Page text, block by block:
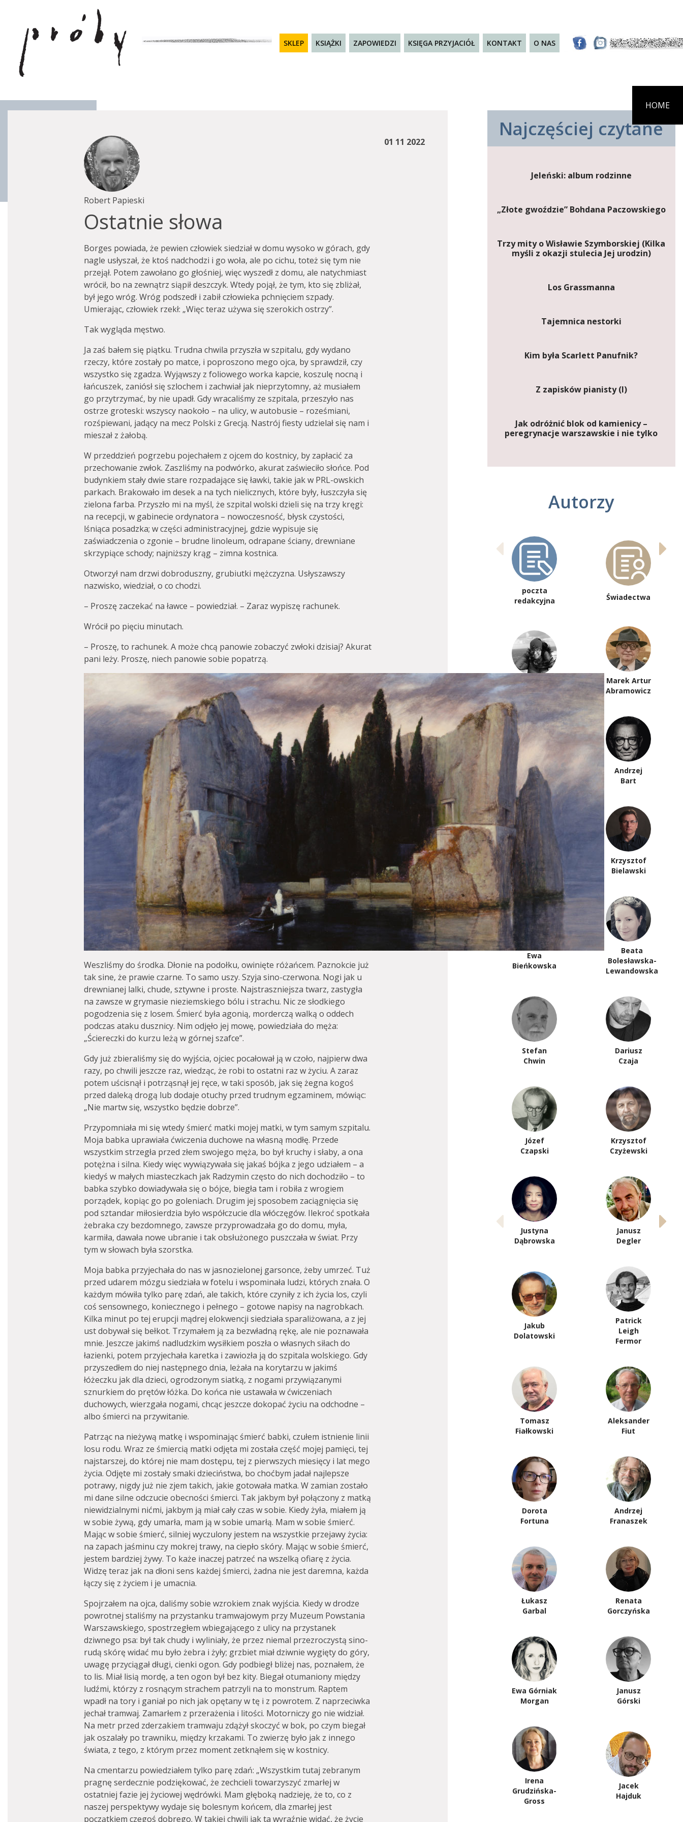
SKLEP KSIĄŻKI ZAPOWIEDZI KSIĘGA PRZYJACIÓŁ KONTAKT O NAS
HOME
01 11 2022
Robert Papieski
Ostatnie słowa
Borges powiada, że pewien człowiek siedział w domu wysoko w górach, gdy
nagle usłyszał, że ktoś nadchodzi i go woła, ale po cichu, toteż się tym nie
przejął. Potem zawołano go głośniej, więc wyszedł z domu, ale natychmiast
wrócił, bo na zewnątrz siąpił deszczyk. Wtedy pojął, że tym, kto się zbliżał,
był jego wróg. Wróg podszedł i zabił człowieka pchnięciem szpady.
Umierając, człowiek rzekł: „Więc teraz używa się szerokich ostrzy”.
Tak wygląda męstwo.
Ja zaś bałem się piątku. Trudna chwila przyszła w szpitalu, gdy wydano
rzeczy, które zostały po matce, i poproszono mego ojca, by sprawdził, czy
wszystko się zgadza. Wyjąwszy z foliowego worka kapcie, koszulę nocną i
łańcuszek, zaniósł się szlochem i zachwiał jak nieprzytomny, aż musiałem
go przytrzymać, by nie upadł. Gdy wracaliśmy ze szpitala, przeszyło nas
ostrze groteski: wszyscy naokoło – na ulicy, w autobusie – roześmiani,
rozśpiewani, jadący na mecz Polski z Grecją. Nastrój fiesty udzielał się nam i
mieszał z żałobą.
W przeddzień pogrzebu pojechałem z ojcem do kostnicy, by zapłacić za
przechowanie zwłok. Zaszliśmy na podwórko, akurat zaświeciło słońce. Pod
budynkiem stały dwie stare rozpadające się ławki, takie jak w PRL-owskich
parkach. Brakowało im desek a na tych nielicznych, które były, łuszczyła się
zielona farba. Przyszło mi na myśl, że szpital wolski dzieli się na trzy kręgi:
na recepcji, w gabinecie ordynatora – nowoczesność, błysk czystości,
lśniąca posadzka; w części administracyjnej, gdzie wypisuje się
zaświadczenia o zgonie – brudne linoleum, odrapane ściany, drewniane
skrzypiące schody; najniższy krąg – zimna kostnica.
Otworzył nam drzwi dobroduszny, grubiutki mężczyzna. Usłyszawszy
nazwisko, wiedział, o co chodzi.
– Proszę zaczekać na ławce – powiedział. – Zaraz wypiszę rachunek.
Wrócił po pięciu minutach.
– Proszę, to rachunek. A może chcą panowie zobaczyć zwłoki dzisiaj? Akurat
pani leży. Proszę, niech panowie sobie popatrzą.
Weszliśmy do środka. Dłonie na podołku, owinięte różańcem. Paznokcie już
tak sine, że prawie czarne. To samo uszy. Szyja sino-czerwona. Nogi jak u
drewnianej lalki, chude, sztywne i proste. Najstraszniejsza twarz, zastygła
na zawsze w grymasie nieziemskiego bólu i strachu. Nic ze słodkiego
pogodzenia się z losem. Śmierć była agonią, morderczą walką o oddech
podczas ataku dusznicy. Nim odjęło jej mowę, powiedziała do męża:
„Ściereczki do kurzu leżą w górnej szafce”.
Gdy już zbieraliśmy się do wyjścia, ojciec pocałował ją w czoło, najpierw dwa
razy, po chwili jeszcze raz, wiedząc, że robi to ostatni raz w życiu. A zaraz
potem uścisnął i potrząsnął jej ręce, w taki sposób, jak się żegna kogoś
przed daleką drogą lub dodaje otuchy przed trudnym egzaminem, mówiąc:
„Nie martw się, wszystko będzie dobrze”.
Przypomniała mi się wtedy śmierć matki mojej matki, w tym samym szpitalu.
Moja babka uprawiała ćwiczenia duchowe na własną modłę. Przede
wszystkim strzegła przed złem swojego męża, bo był kruchy i słaby, a ona
potężna i silna. Kiedy więc wywiązywała się jakaś bójka z jego udziałem – a
kiedyś w małych miasteczkach jak Radzymin często do nich dochodziło – to
babka szybko dowiadywała się o bójce, biegła tam i robiła z wrogiem
porządek, kopiąc go po goleniach. Drugim jej sposobem zaciągnięcia się
pod sztandar miłosierdzia było współczucie dla włóczęgów. Ilekroć spotkała
żebraka czy bezdomnego, zawsze przyprowadzała go do domu, myła,
karmiła, dawała nowe ubranie i tak obsłużonego puszczała w świat. Przy
tym w słowach była szorstka.
Moja babka przyjechała do nas w jasnozielonej garsonce, żeby umrzeć. Tuż
przed udarem mózgu siedziała w fotelu i wspominała ludzi, których znała. O
każdym mówiła tylko parę zdań, ale takich, które czyniły z ich życia los, czyli
coś sensownego, koniecznego i pełnego – gotowe napisy na nagrobkach.
Kilka minut po tej erupcji mądrej elokwencji siedziała sparaliżowana, a z jej
ust dobywał się bełkot. Trzymałem ją za bezwładną rękę, ale nie poznawała
mnie. Jeszcze jakimś nadludzkim wysiłkiem poszła o własnych siłach do
łazienki, potem przyjechała karetka i zawiozła ją do szpitala wolskiego. Gdy
przyszedłem do niej następnego dnia, leżała na korytarzu w jakimś
łóżeczku jak dla dzieci, ogrodzonym siatką, z nogami przywiązanymi
sznurkiem do prętów łóżka. Do końca nie ustawała w ćwiczeniach
duchowych, wierzgała nogami, chcąc jeszcze dokopać życiu na odchodne –
albo śmierci na przywitanie.
Patrząc na nieżywą matkę i wspominając śmierć babki, czułem istnienie linii
losu rodu. Wraz ze śmiercią matki odjęta mi została część mojej pamięci, tej
najstarszej, do której nie mam dostępu, tej z pierwszych miesięcy i lat mego
życia. Odjęte mi zostały smaki dzieciństwa, bo choćbym jadał najlepsze
potrawy, nigdy już nie zjem takich, jakie gotowała matka. W zamian zostało
mi dane silne odczucie obecności śmierci. Tak jakbym był połączony z matką
niewidzialnymi nićmi, jakbym ją miał cały czas w sobie. Kiedy żyła, miałem ją
w sobie żywą, gdy umarła, mam ją w sobie umarłą. Mam w sobie śmierć.
Mając w sobie śmierć, silniej wyczulony jestem na wszystkie przejawy życia:
na zapach jaśminu czy mokrej trawy, na ciepło skóry. Mając w sobie śmierć,
jestem bardziej żywy. To każe inaczej patrzeć na wszelką ofiarę z życia.
Widzę teraz jak na dłoni sens każdej śmierci, żadna nie jest daremna, każda
łączy się z życiem i je umacnia.
Spojrzałem na ojca, daliśmy sobie wzrokiem znak wyjścia. Kiedy w drodze
powrotnej staliśmy na przystanku tramwajowym przy Muzeum Powstania
Warszawskiego, spostrzegłem wbiegającego z ulicy na przystanek
dziwnego psa: był tak chudy i wyliniały, że przez niemal przezroczystą sino-
rudą skórę widać mu było żebra i żyły; grzbiet miał dziwnie wygięty do góry,
uwagę przyciągał długi, cienki ogon. Gdy podbiegł bliżej nas, poznałem, że
to lis. Miał lisią mordę, a ten ogon był bez kity. Biegał otumaniony między
ludźmi, którzy z rosnącym strachem patrzyli na to monstrum. Raptem
wpadł na tory i ganiał po nich jak opętany w tę i z powrotem. Z naprzeciwka
jechał tramwaj. Zamarłem z przerażenia i litości. Motorniczy go nie widział.
Na metr przed zderzakiem tramwaju zdążył skoczyć w bok, po czym biegał
jak oszalały po trawniku, między krzakami. To zwierzę było jak z innego
świata, z tego, z którym przez moment zetknąłem się w kostnicy.
Na cmentarzu powiedziałem tylko parę zdań: „Wszystkim tutaj zebranym
pragnę serdecznie podziękować, że zechcieli towarzyszyć zmarłej w
ostatniej fazie jej życiowej wędrówki. Mam głęboką nadzieję, że to, co z
naszej perspektywy wydaje się bolesnym końcem, dla zmarłej jest
początkiem czegoś dobrego. W takiej chwili jak ta wyraźnie widać, że życie
Najczęściej czytane
Jeleński: album rodzinne
„Złote gwoździe” Bohdana Paczowskiego
Trzy mity o Wisławie Szymborskiej (Kilka
myśli z okazji stulecia Jej urodzin)
Los Grassmanna
Tajemnica nestorki
Kim była Scarlett Panufnik?
Z zapisków pianisty (I)
Jak odróżnić blok od kamienicy –
peregrynacje warszawskie i nie tylko
Autorzy
poczta
redakcyjna
Świadectwa
Anna Arno
Marek Artur
Abramowicz
Piotr
Anderszewski
Andrzej
Bart
Paweł Bem
Krzysztof
Bielawski
Ewa
Bieńkowska
Beata
Bolesławska-
Lewandowska
Stefan
Chwin
Dariusz
Czaja
Józef
Czapski
Krzysztof
Czyżewski
Justyna
Dąbrowska
Janusz
Degler
Jakub
Dolatowski
Patrick
Leigh
Fermor
Tomasz
Fiałkowski
Aleksander
Fiut
Dorota
Fortuna
Andrzej
Franaszek
Łukasz
Garbal
Renata
Gorczyńska
Ewa Górniak
Morgan
Janusz
Górski
Irena
Grudzińska-
Gross
Jacek
Hajduk